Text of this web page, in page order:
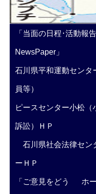
「当面の日程･活動報
NewsPaper」
石川県平和運動センタ
員等）
ピースセンター小松
訴訟）ＨＰ
石川県社会法律セン
ーＨＰ
「ご意見をどう ホー